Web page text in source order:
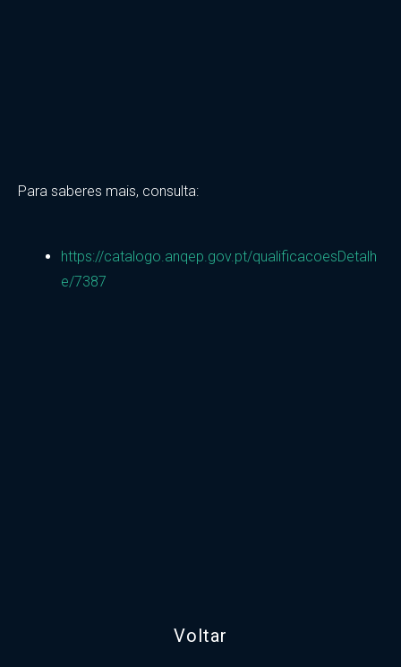
Para saberes mais, consulta:
https://catalogo.anqep.gov.pt/qualificacoesDetalh
e/7387
Voltar